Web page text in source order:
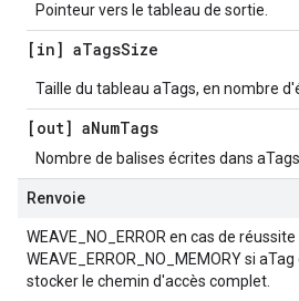
Pointeur vers le tableau de sortie.
[in] aTagsSize
Taille du tableau aTags, en nombre
[out] aNumTags
Nombre de balises écrites dans aTags
Renvoie
WEAVE_NO_ERROR en cas de réussite
WEAVE_ERROR_NO_MEMORY si
stocker le chemin d'accès complet.